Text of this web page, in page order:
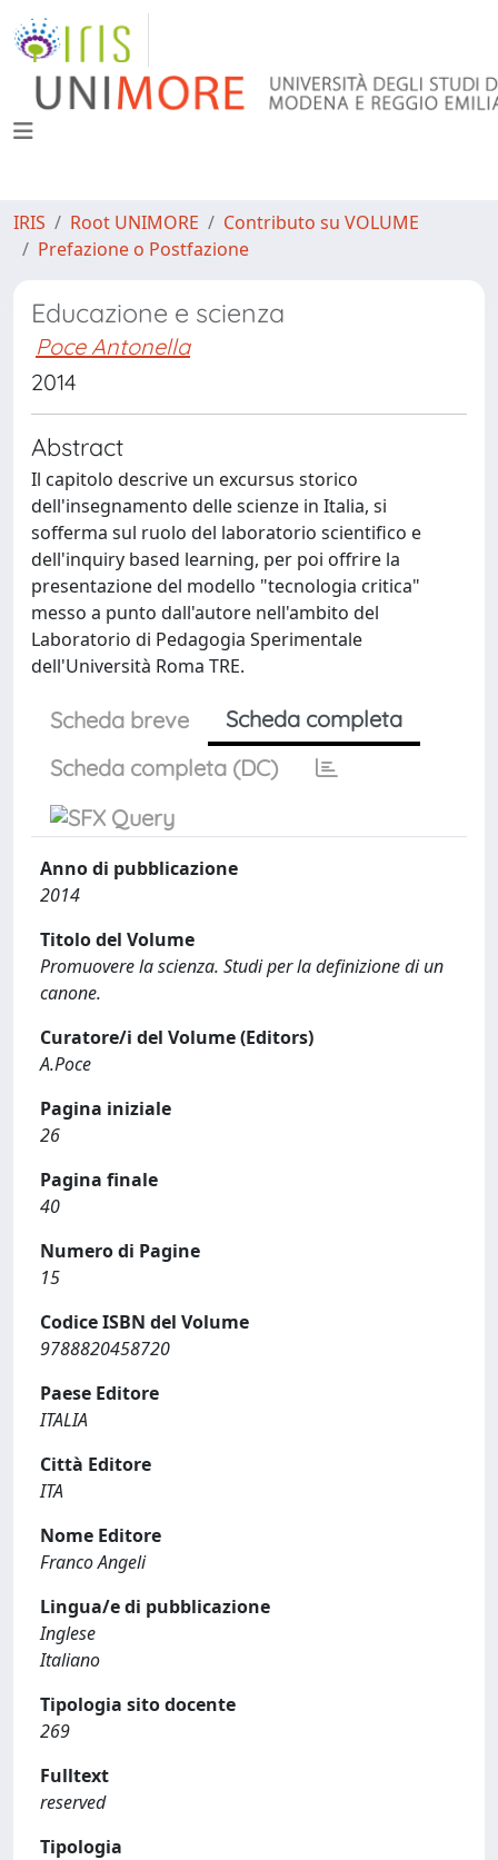
IRIS Root UNIMORE
Contributo su VOLUME
Prefazione o Postfazione
Educazione e scienza
Poce Antonella
2014
Abstract
Il capitolo descrive un excursus storico
dell'insegnamento delle scienze in Italia, si
sofferma sul ruolo del laboratorio scientifico e
dell'inquiry based learning, per poi offrire la
presentazione del modello "tecnologia critica"
messo a punto dall'autore nell'ambito del
Laboratorio di Pedagogia Sperimentale
dell'Università Roma TRE.
Scheda breve
Scheda completa
Scheda completa (DC)
Anno di pubblicazione
2014
Titolo del Volume
Promuovere la scienza. Studi per la definizione di un
canone.
Curatore/i del Volume (Editors)
A.Poce
Pagina iniziale
26
Pagina finale
40
Numero di Pagine
15
Codice ISBN del Volume
9788820458720
Paese Editore
ITALIA
Città Editore
ITA
Nome Editore
Franco Angeli
Lingua/e di pubblicazione
Inglese
Italiano
Tipologia sito docente
269
Fulltext
reserved
Tipologia